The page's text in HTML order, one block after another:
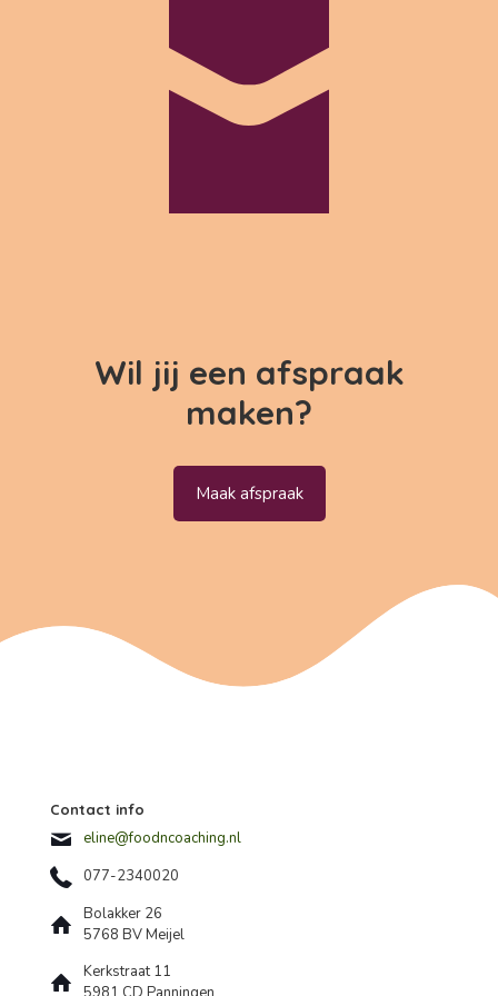
Wil jij een afspraak
maken?
Maak afspraak
Contact info
eline@foodncoaching.nl
077-2340020
Bolakker 26
5768 BV Meijel
Kerkstraat 11